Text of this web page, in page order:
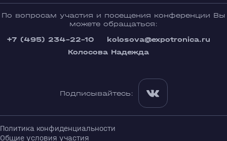
По вопросам участия и посещения конференции Вы
можете обращаться:
+7 (495) 234-22-10
kolosova@expotronica.ru
Колосова Надежда
Подписывайтесь:
Политика конфиденциальности
Общие условия участия